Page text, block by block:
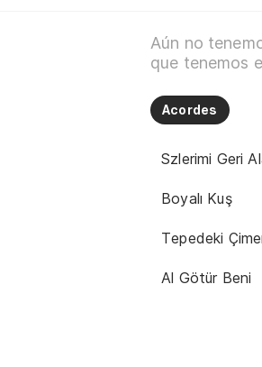
Aún no
que tenemos
Acordes
Szlerimi Geri
Boyalı Kuş
Tepedeki
Al Götür Beni